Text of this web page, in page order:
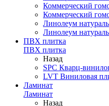
Коммерческий
Коммерческий
Линолеум
Линолеум
ПВХ плитка
ПВХ плитка
Назад
SPC Кварц-
LVT Виниловая
Ламинат
Ламинат
Назад